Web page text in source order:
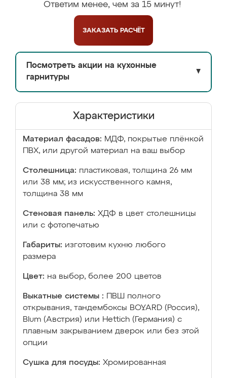
Ответим менее, чем за 15 минут!
ЗАКАЗАТЬ РАСЧЁТ
Посмотреть акции на кухонные
гарнитуры
▼
Характеристики
Материал фасадов: МДФ, покрытые плёнкой
ПВХ, или другой материал на ваш выбор
Столешница: пластиковая, толщина 26 мм
или 38 мм; из искусственного камня,
толщина 38 мм
Стеновая панель: ХДФ в цвет столешницы
или с фотопечатью
Габариты: изготовим кухню любого
размера
Цвет: на выбор, более 200 цветов
Выкатные системы :
ПВШ полного
открывания, тандембоксы BOYARD (Россия),
Blum (Австрия) или Hettich (Германия) с
плавным закрыванием дверок или без этой
опции
Сушка для посуды: Хромированная